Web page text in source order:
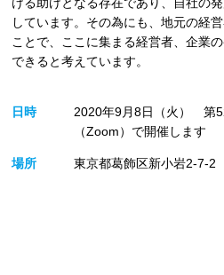
しています。その為にも、地元の経
ことで、ここに集まる経営者、企業
できると考えています。
日時
2020年9月8日（火） 第
（Zoom）で開催します
場所 東京都葛飾区新小岩2-7-2